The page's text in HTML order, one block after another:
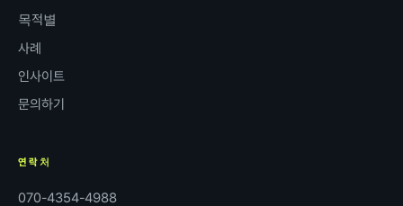
목적별
사례
인사이트
문의하기
연락처
070-4354-4988